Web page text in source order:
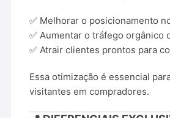
✅ Melhorar o posicionamento
✅ Aumentar o tráfego orgânico
✅ Atrair clientes prontos para
Essa otimização é essencial
visitantes em compradores.